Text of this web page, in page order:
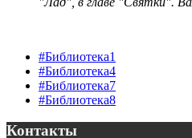
#Библиотека1
#Библиотека4
#Библиотека7
#Библиотека8
Контакты